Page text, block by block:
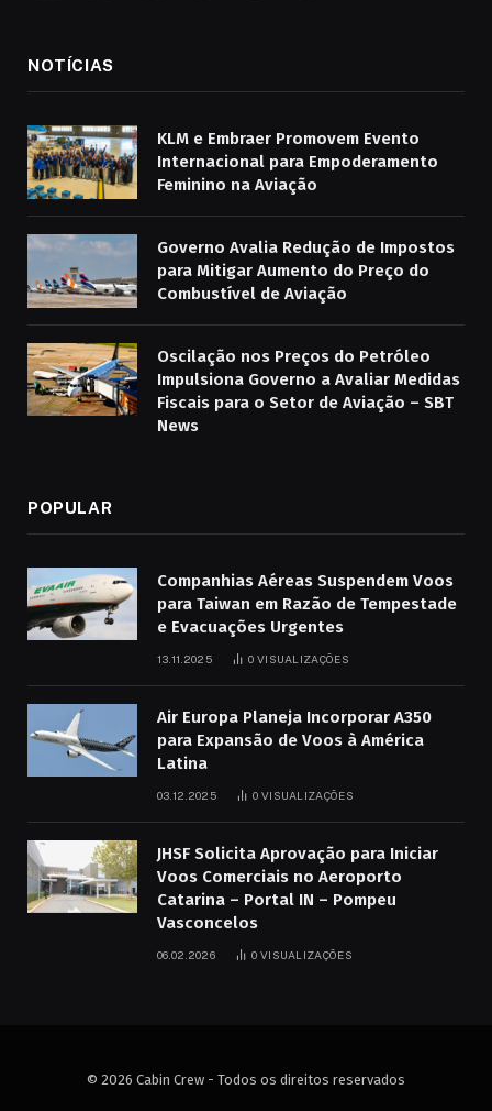
NOTÍCIAS
KLM e Embraer Promovem Evento
Internacional para Empoderamento
Feminino na Aviação
Governo Avalia Redução de Impostos
para Mitigar Aumento do Preço do
Combustível de Aviação
Oscilação nos Preços do Petróleo
Impulsiona Governo a Avaliar Medidas
Fiscais para o Setor de Aviação – SBT
News
POPULAR
Companhias Aéreas Suspendem Voos
para Taiwan em Razão de Tempestade
e Evacuações Urgentes
13.11.2025 0 VISUALIZAÇÕES
Air Europa Planeja Incorporar A350
para Expansão de Voos à América
Latina
03.12.2025 0 VISUALIZAÇÕES
JHSF Solicita Aprovação para Iniciar
Voos Comerciais no Aeroporto
Catarina – Portal IN – Pompeu
Vasconcelos
06.02.2026 0 VISUALIZAÇÕES
© 2026 Cabin Crew - Todos os direitos reservados